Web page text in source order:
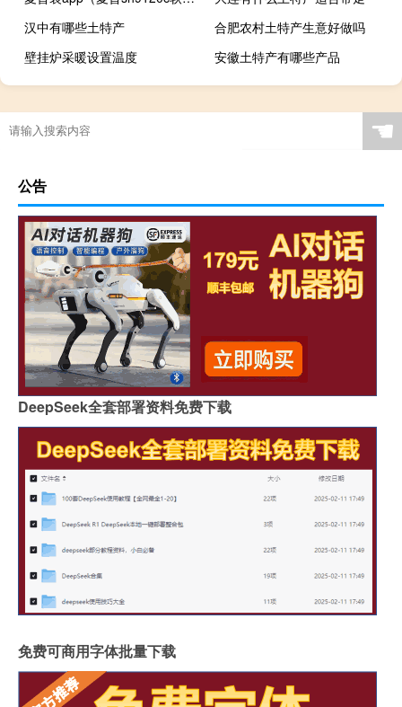
汉中有哪些土特产
合肥农村土特产生意好做吗
壁挂炉采暖设置温度
安徽土特产有哪些产品
☚
公告
DeepSeek全套部署资料免费下载
免费可商用字体批量下载